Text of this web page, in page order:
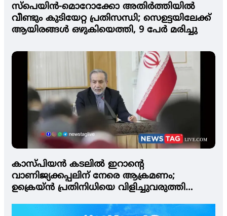
സ്‌പെയിൻ-മൊറോക്കോ അതിർത്തിയിൽ
വീണ്ടും കുടിയേറ്റ പ്രതിസന്ധി; സെഉട്ടയിലേക്ക്
ആയിരങ്ങൾ ഒഴുകിയെത്തി, 9 പേർ മരിച്ചു
കാസ്പിയന്‍ കടലില്‍ ഇറാന്റെ
വാണിജ്യക്കപ്പലിന് നേരെ ആക്രമണം;
ഉക്രെയ്ന്‍ പ്രതിനിധിയെ വിളിച്ചുവരുത്തി